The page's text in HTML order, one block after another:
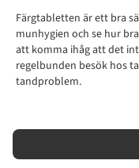
Färgtabletten är ett bra
munhygien och se hur
att komma ihåg att det
regelbunden besök hos
tandproblem.